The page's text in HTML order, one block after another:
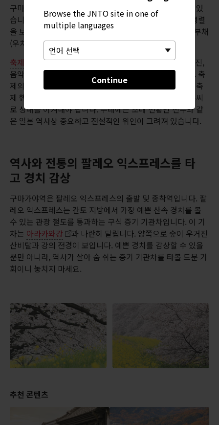
Browse the JNTO site in one of
multiple languages
Continue
구마가야의 축제는 여름철 기온 축제 중 최고로 정평이 나 있
습니다. 이 축제의 이름은 워낙 더운 지방이다 보니 축제 행렬
을 보러 나온 구경꾼에게 더위를 식히라고 상점 주인이 손부채
(우치와)를 나눠준 전통에서 기인했다고 합니다.
축제
에서는 색색의 축제용 수레 행렬, 신여인 미코시 행진,
음악, 특별 이벤트가 벌어지며 먹고 마실 것도 풍성합니다. 축
제의 메인 이벤트는 대북 연주 대회입니다. 건장한 장정이 축
제 행렬에 나온 수레에 올라 공연을 펼치며 훌륭한 연주 솜씨
로 상대를 이겨내야 합니다. 수레에는 초대 천황인 진무와 같
은 일본 역사상 중요하고 전설적인 위인이 그려져 있습니다.
역사와 전통의 팔레오 익스프레스를 타
고 경치 감상
구마가야역은 팔레오 익스프레스의 출발 및 종착역입니다. 팔
레오 익스프레스는 간토 지방에서 가장 예쁜 산속 경치를 볼
수 있는 관광 철도를 통과하는 구식 증기 기관차입니다. 이 기
차는 아라카와강
과 나란히 달립니다. 양쪽으로 숲이 우거진
산비탈과 강의 전경이 보입니다. 예쁜 경치를 감상할 수 있을
뿐만 아니라, 역사가 살아 숨 쉬는 증기 기관차를 타볼 드문 기
회이니 놓치지 마세요.
추천 콘텐츠